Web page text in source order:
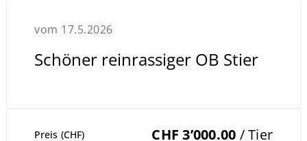
vom 17.5.2026
Schöner reinrassiger OB Stier
Preis (CHF) CHF 3’000.00 / Tier